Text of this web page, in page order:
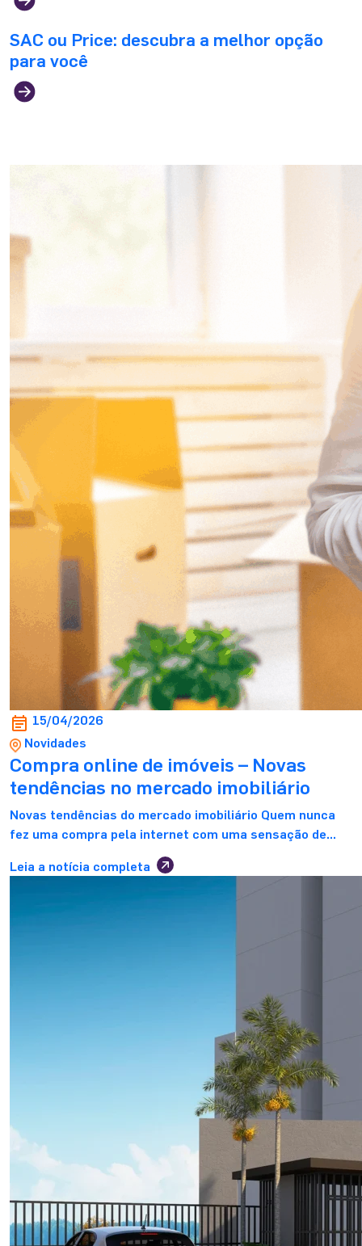
SAC ou Price: descubra a melhor opção
para você
15/04/2026
Novidades
Compra online de imóveis – Novas
tendências no mercado imobiliário
Novas tendências do mercado imobiliário Quem nunca
fez uma compra pela internet com uma sensação de
insegurança como plano de fundo? Desde que os mais
variados segmentos de mercado descobriram na
Leia a notícia completa